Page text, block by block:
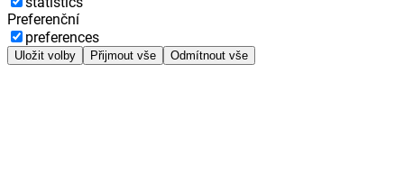
Preferenční
preferences
Uložit volby Přijmout vše Odmítnout vše